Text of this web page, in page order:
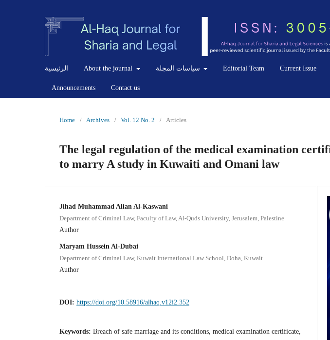
الرئيسية About the journal Editorial Team Current Issue
Announcements Contact us
Home / Archives / Vol. 12 No. 2 / Articles
The legal regulation of the medical examination
to marry A study in Kuwaiti and Omani law
Jihad Muhammad Alian Al-Kaswani
Department of Criminal Law, Faculty of Law, Al-Quds University, Jerusalem, Palestine
Author
Maryam Hussein Al-Dubai
Department of Criminal Law, Kuwait International Law School, Doha, Kuwait
Author
DOI: https://doi.org/10.58916/alhaq.v12i2.352
Keywords: Breach of safe marriage and its conditions, medical examination certificate,